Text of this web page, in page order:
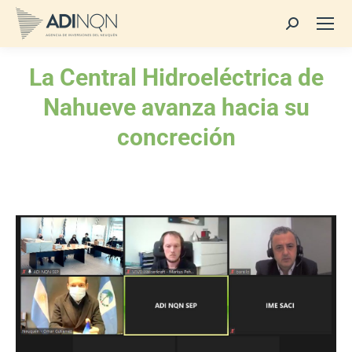
Buscar:
La Central Hidroeléctrica de
Nahueve avanza hacia su
concreción